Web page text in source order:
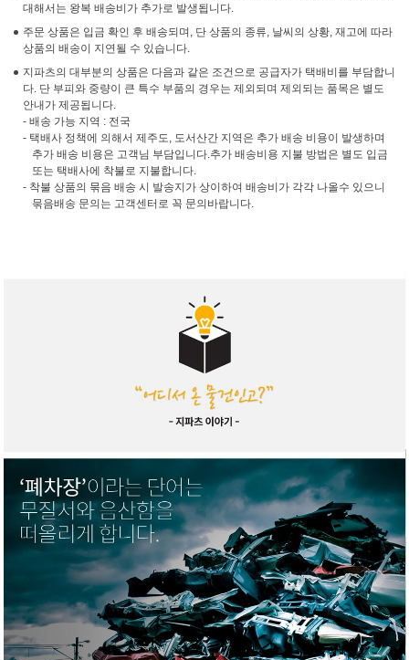
대해서는 왕복 배송비가 추가로 발생됩니다.
주문 상품은 입금 확인 후 배송되며, 단 상품의 종류, 날씨의 상황, 재고에 따라
상품의 배송이 지연될 수 있습니다.
지파츠의 대부분의 상품은 다음과 같은 조건으로 공급자가 택배비를 부담합니
다. 단 부피와 중량이 큰 특수 부품의 경우는 제외되며 제외되는 품목은 별도
안내가 제공됩니다.
- 배송 가능 지역 : 전국
- 택배사 정책에 의해서 제주도, 도서산간 지역은 추가 배송 비용이 발생하며
추가 배송 비용은 고객님 부담입니다.추가 배송비용 지불 방법은 별도 입금
또는 택배사에 착불로 지불합니다.
- 착불 상품의 묶음 배송 시 발송지가 상이하여 배송비가 각각 나올수 있으니
묶음배송 문의는 고객센터로 꼭 문의바랍니다.